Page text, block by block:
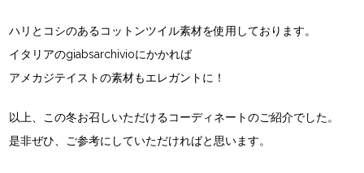
ハリとコシのあるコットンツイル素材を使用しております。
イタリアのgiabsarchivioにかかれば
アメカジテイストの素材もエレガントに！
以上、この冬お召しいただけるコーディネートのご紹介でした。
是非ぜひ、ご参考にしていただければと思います。